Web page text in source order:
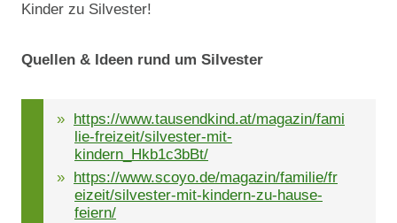
Kinder zu Silvester!
Quellen & Ideen rund um Silvester
https://www.tausendkind.at/magazin/fami
lie-freizeit/silvester-mit-
kindern_Hkb1c3bBt/
https://www.scoyo.de/magazin/familie/fr
eizeit/silvester-mit-kindern-zu-hause-
feiern/